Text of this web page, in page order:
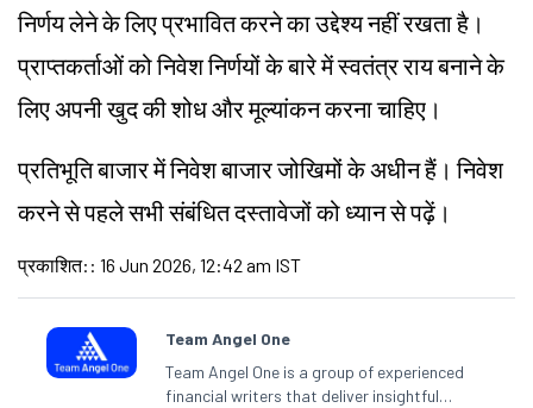
निर्णय लेने के लिए प्रभावित करने का उद्देश्य नहीं रखता है।
प्राप्तकर्ताओं को निवेश निर्णयों के बारे में स्वतंत्र राय बनाने के
लिए अपनी खुद की शोध और मूल्यांकन करना चाहिए।
प्रतिभूति बाजार में निवेश बाजार जोखिमों के अधीन हैं। निवेश
करने से पहले सभी संबंधित दस्तावेजों को ध्यान से पढ़ें।
प्रकाशित: : 16 Jun 2026, 12:42 am IST
Team Angel One
Team Angel One is a group of experienced
financial writers that deliver insightful